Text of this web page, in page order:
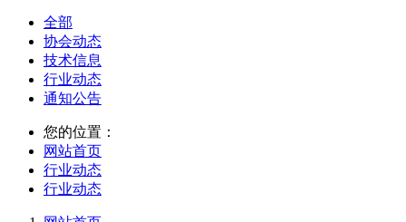
全部
协会动态
技术信息
行业动态
通知公告
您的位置：
网站首页
行业动态
行业动态